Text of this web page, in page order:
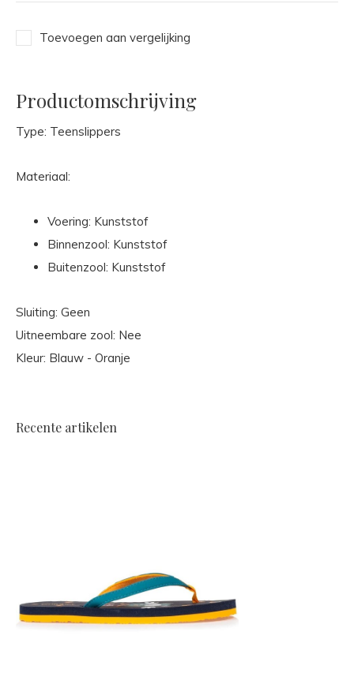
Toevoegen aan vergelijking
Productomschrijving
Type: Teenslippers
Materiaal:
Voering: Kunststof
Binnenzool: Kunststof
Buitenzool: Kunststof
Sluiting: Geen
Uitneembare zool: Nee
Kleur: Blauw - Oranje
Recente artikelen